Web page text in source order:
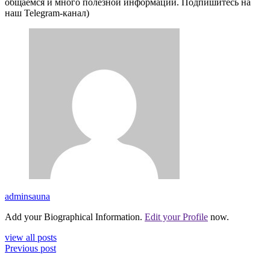
наш Telegram-канал)
adminsauna
Add your Biographical Information. Edit your Profile now.
view all posts
Previous post